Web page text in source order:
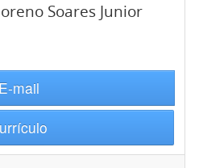
Soares Junior
E-mail